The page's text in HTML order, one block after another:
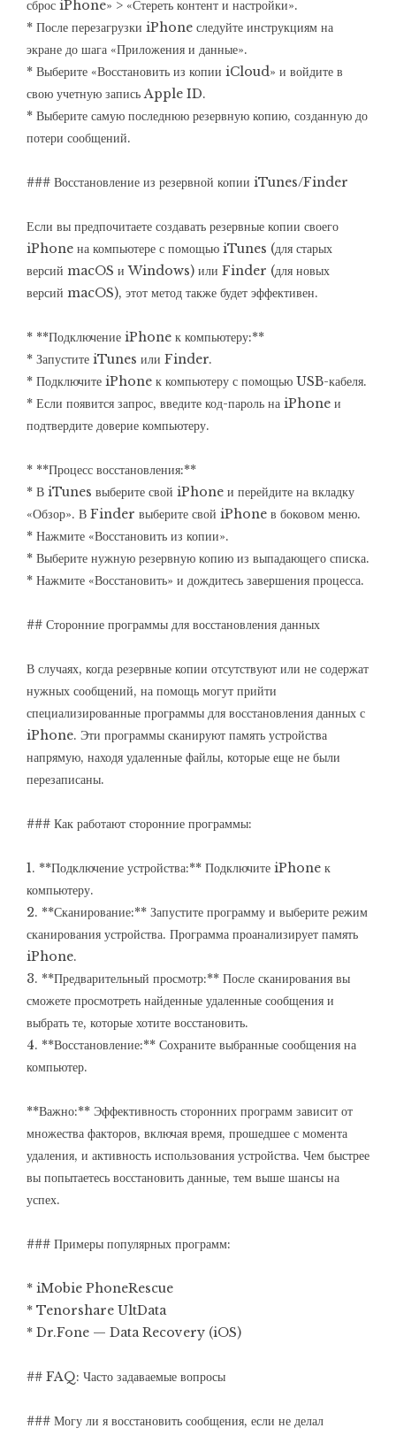
сброс iPhone» > «Стереть контент и настройки».
* После перезагрузки iPhone следуйте инструкциям на
экране до шага «Приложения и данные».
* Выберите «Восстановить из копии iCloud» и войдите в
свою учетную запись Apple ID.
* Выберите самую последнюю резервную копию, созданную до
потери сообщений.
### Восстановление из резервной копии iTunes/Finder
Если вы предпочитаете создавать резервные копии своего
iPhone на компьютере с помощью iTunes (для старых
версий macOS и Windows) или Finder (для новых
версий macOS), этот метод также будет эффективен.
* **Подключение iPhone к компьютеру:**
* Запустите iTunes или Finder.
* Подключите iPhone к компьютеру с помощью USB-кабеля.
* Если появится запрос, введите код-пароль на iPhone и
подтвердите доверие компьютеру.
* **Процесс восстановления:**
* В iTunes выберите свой iPhone и перейдите на вкладку
«Обзор». В Finder выберите свой iPhone в боковом меню.
* Нажмите «Восстановить из копии».
* Выберите нужную резервную копию из выпадающего списка.
* Нажмите «Восстановить» и дождитесь завершения процесса.
## Сторонние программы для восстановления данных
В случаях, когда резервные копии отсутствуют или не содержат
нужных сообщений, на помощь могут прийти
специализированные программы для восстановления данных с
iPhone. Эти программы сканируют память устройства
напрямую, находя удаленные файлы, которые еще не были
перезаписаны.
### Как работают сторонние программы:
1. **Подключение устройства:** Подключите iPhone к
компьютеру.
2. **Сканирование:** Запустите программу и выберите режим
сканирования устройства. Программа проанализирует память
iPhone.
3. **Предварительный просмотр:** После сканирования вы
сможете просмотреть найденные удаленные сообщения и
выбрать те, которые хотите восстановить.
4. **Восстановление:** Сохраните выбранные сообщения на
компьютер.
**Важно:** Эффективность сторонних программ зависит от
множества факторов, включая время, прошедшее с момента
удаления, и активность использования устройства. Чем быстрее
вы попытаетесь восстановить данные, тем выше шансы на
успех.
### Примеры популярных программ:
* iMobie PhoneRescue
* Tenorshare UltData
* Dr.Fone — Data Recovery (iOS)
## FAQ: Часто задаваемые вопросы
### Могу ли я восстановить сообщения, если не делал